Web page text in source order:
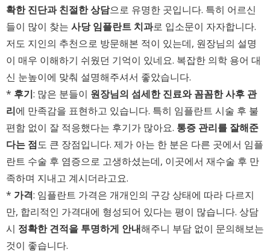
확한 진단과 친절한 상담으로 유명한 곳입니다. 특히 어르신
들이 많이 찾는 사당 임플란트 치과로 입소문이 자자합니다.
저도 지인의 추천으로 방문해본 적이 있는데, 원장님의 설명
이 매우 이해하기 쉬웠던 기억이 있네요. 복잡한 의학 용어 대
신 눈높이에 맞춰 설명해주셔서 좋았습니다.
* 후기: 많은 분들이 원장님의 섬세한 진료와 꼼꼼한 사후 관
리에 만족감을 표현하고 있습니다. 특히 임플란트 시술 후 불
편함 없이 잘 적응했다는 후기가 많아요. 통증 관리를 잘해준
다는 점도 큰 장점입니다. 제가 아는 한 분은 다른 곳에서 임플
란트 수술 후 염증으로 고생하셨는데, 이곳에서 재수술 후 만
족하며 지내고 계시더라고요.
* 가격: 임플란트 가격은 개개인의 구강 상태에 따라 다르지
만, 합리적인 가격대에 형성되어 있다는 평이 많습니다. 상담
시 정확한 견적을 투명하게 안내해주니 부담 없이 문의해보는
것이 좋습니다.